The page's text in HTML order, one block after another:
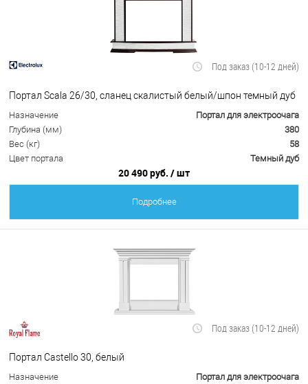
Под заказ (10-12 дней)
Портал Scala 26/30, сланец скалистый белый/шпон темный дуб
Назначение
Портал для электроочага
Глубина (мм)
380
Вес (кг)
58
Цвет портала
Темный дуб
20 490 руб. / шт
Подробнее
Под заказ (10-12 дней)
Портал Castello 30, белый
Назначение Портал для электроочага